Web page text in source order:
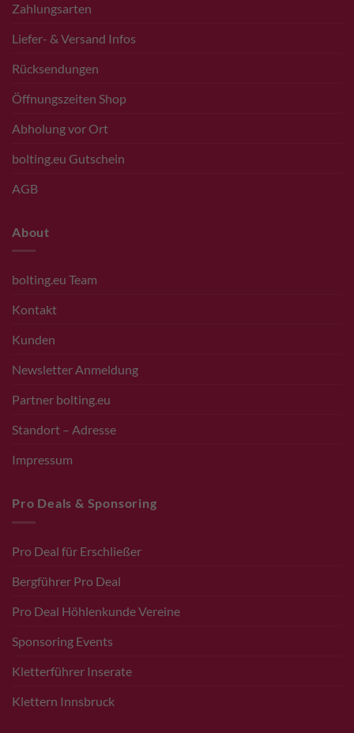
Zahlungsarten
Liefer- & Versand Infos
Rücksendungen
Öffnungszeiten Shop
Abholung vor Ort
bolting.eu Gutschein
AGB
About
bolting.eu Team
Kontakt
Kunden
Newsletter Anmeldung
Partner bolting.eu
Standort – Adresse
Impressum
Pro Deals & Sponsoring
Pro Deal für Erschließer
Bergführer Pro Deal
Pro Deal Höhlenkunde Vereine
Sponsoring Events
Kletterführer Inserate
Klettern Innsbruck